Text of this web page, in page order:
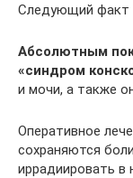
Следующий факт
Абсолютным
«синдром
и мочи, а также
Оперативное
сохраняются
иррадиировать в